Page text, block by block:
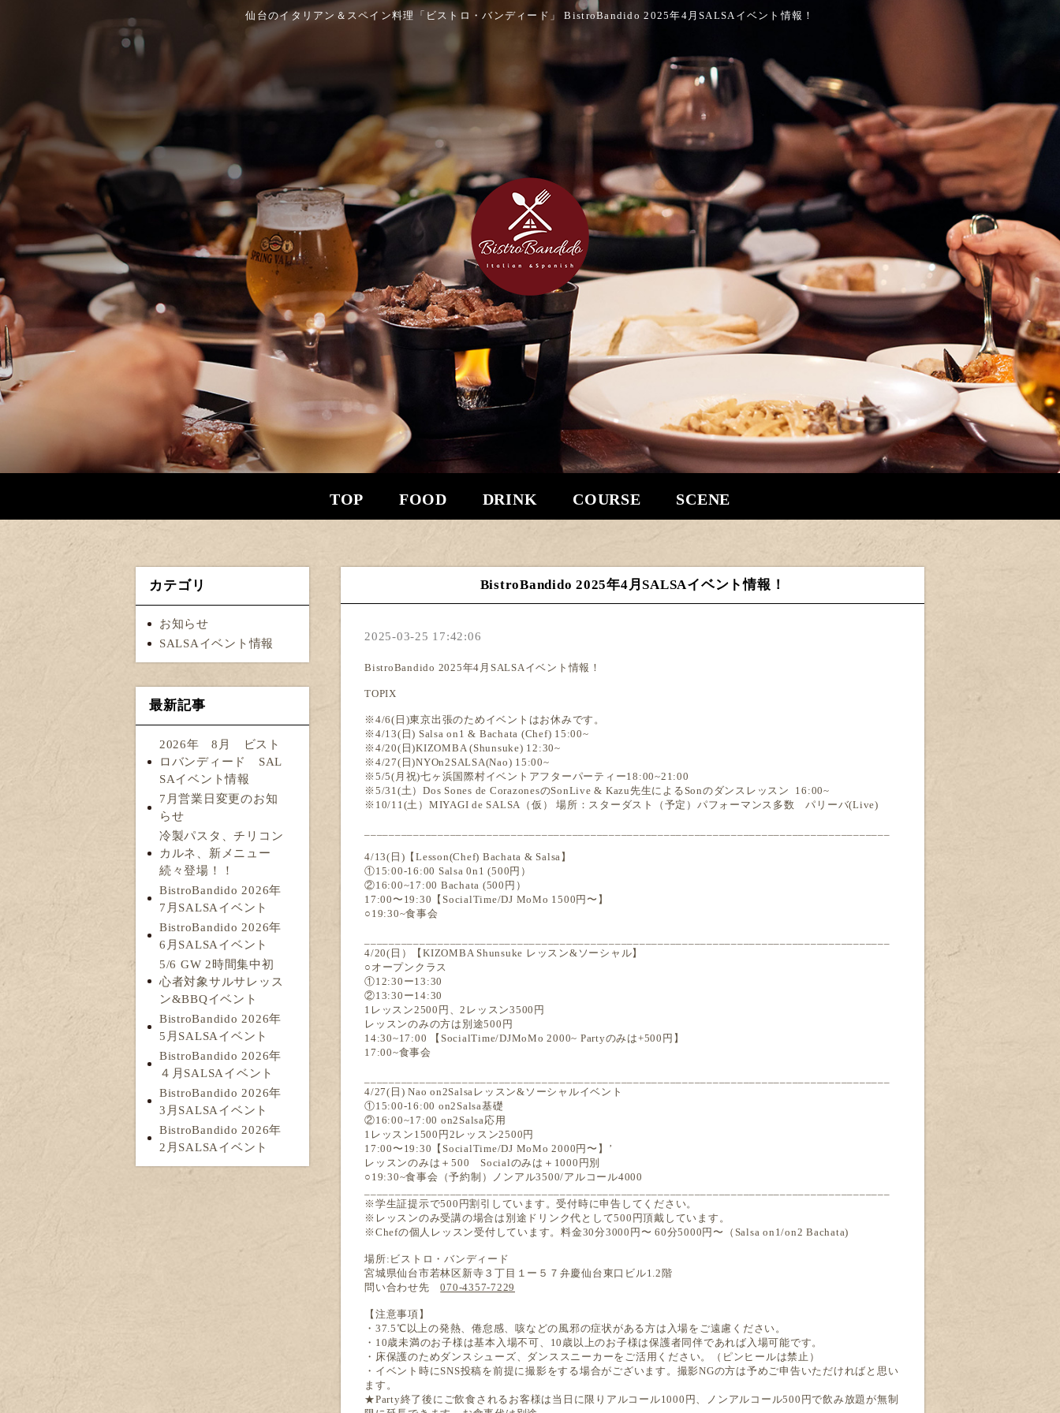
仙台のイタリアン＆スペイン料理「ビストロ・バンディード」 BistroBandido 2025年4月SALSAイベント情報！
TOP FOOD DRINK COURSE SCENE
カテゴリ
お知らせ
SALSAイベント情報
最新記事
2026年 8月 ビスト
ロバンディード SAL
SAイベント情報
7月営業日変更のお知
らせ
冷製パスタ、チリコン
カルネ、新メニュー
続々登場！！
BistroBandido 2026年
7月SALSAイベント
BistroBandido 2026年
6月SALSAイベント
5/6 GW 2時間集中初
心者対象サルサレッス
ン&BBQイベント
BistroBandido 2026年
5月SALSAイベント
BistroBandido 2026年
４月SALSAイベント
BistroBandido 2026年
3月SALSAイベント
BistroBandido 2026年
2月SALSAイベント
BistroBandido 2025年4月SALSAイベント情報！
2025-03-25 17:42:06
BistroBandido 2025年4月SALSAイベント情報！
TOPIX
※4/6(日)東京出張のためイベントはお休みです。
※4/13(日) Salsa on1 & Bachata (Chef) 15:00~
※4/20(日)KIZOMBA (Shunsuke) 12:30~
※4/27(日)NYOn2SALSA(Nao) 15:00~
※5/5(月祝)七ヶ浜国際村イベントアフターパーティー18:00~21:00
※5/31(土）Dos Sones de CorazonesのSonLive & Kazu先生によるSonのダンスレッスン 16:00~
※10/11(土）MIYAGI de SALSA（仮） 場所：スターダスト（予定）パフォーマンス多数 パリーバ(Live)
4/13(日)【Lesson(Chef) Bachata & Salsa】
①15:00-16:00 Salsa 0n1 (500円）
②16:00~17:00 Bachata (500円）
17:00〜19:30【SocialTime/DJ MoMo 1500円〜】
○19:30~食事会
4/20(日）【KIZOMBA Shunsuke レッスン&ソーシャル】
○オープンクラス
①12:30ー13:30
②13:30ー14:30
1レッスン2500円、2レッスン3500円
レッスンのみの方は別途500円
14:30~17:00 【SocialTime/DJMoMo 2000~ Partyのみは+500円】
17:00~食事会
4/27(日) Nao on2Salsaレッスン&ソーシャルイベント
①15:00-16:00 on2Salsa基礎
②16:00~17:00 on2Salsa応用
1レッスン1500円2レッスン2500円
17:00〜19:30【SocialTime/DJ MoMo 2000円〜】’
レッスンのみは＋500 Socialのみは＋1000円別
○19:30~食事会（予約制）ノンアル3500/アルコール4000
※学生証提示で500円割引しています。受付時に申告してください。
※レッスンのみ受講の場合は別途ドリンク代として500円頂戴しています。
※Chefの個人レッスン受付しています。料金30分3000円〜 60分5000円〜（Salsa on1/on2 Bachata)
場所:ビストロ・バンディード
宮城県仙台市若林区新寺３丁目１ー５７弁慶仙台東口ビル1.2階
問い合わせ先070-4357-7229
【注意事項】
・37.5℃以上の発熱、倦怠感、咳などの風邪の症状がある方は入場をご遠慮ください。
・10歳未満のお子様は基本入場不可、10歳以上のお子様は保護者同伴であれば入場可能です。
・床保護のためダンスシューズ、ダンススニーカーをご活用ください。（ピンヒールは禁止）
・イベント時にSNS投稿を前提に撮影をする場合がございます。撮影NGの方は予めご申告いただければと思い
ます。
★Party終了後にご飲食されるお客様は当日に限りアルコール1000 円、ノンアルコール500 円で飲み放題が無制